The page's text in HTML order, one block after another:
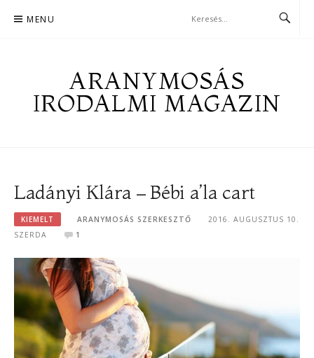
MENU
ARANYMOSÁS
IRODALMI MAGAZIN
Ladányi Klára – Bébi a’la cart
KIEMELT ARANYMOSÁS SZERKESZTŐ
2016. AUGUSZTUS 10.
SZERDA
1